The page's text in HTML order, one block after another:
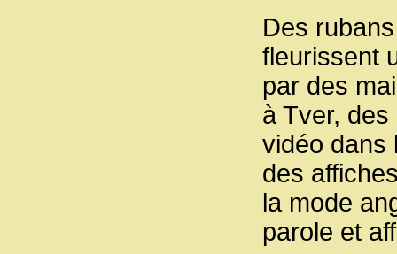
Des
fleurissent
par des
à Tver,
vidéo dans
des
la mode
parole et